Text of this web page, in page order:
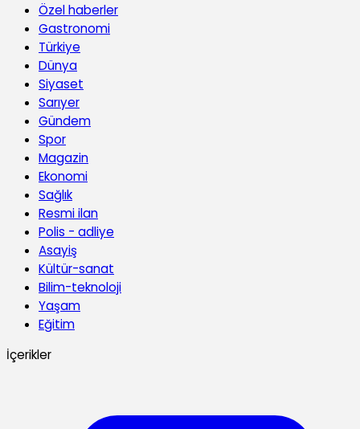
Özel haberler
Gastronomi
Türkiye
Dünya
Siyaset
Sarıyer
Gündem
Spor
Magazin
Ekonomi
Sağlık
Resmi ilan
Polis - adliye
Asayiş
Kültür-sanat
Bilim-teknoloji
Yaşam
Eğitim
İçerikler